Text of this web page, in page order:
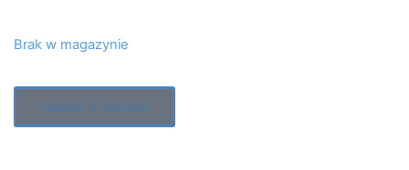
Brak w magazynie
Zapytaj o produkt